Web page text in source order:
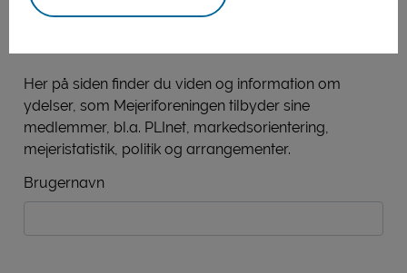
Mejeriforeningens
Her på siden finder du viden og information om
ydelser, som Mejeriforeningen tilbyder sine
medlemmer, bl.a. PLInet, markedsorientering,
mejeristatistik, politik og arrangementer.
Brugernavn